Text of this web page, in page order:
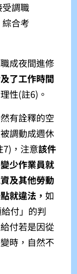
調職
合考
成夜間進修
了工作時間
性(註6) 。
有詮釋的空
調動成週休
7) ，注意該件
少作業員就
及其他勞動
就違法， 如
付」的判
付若是因從
時，自然不